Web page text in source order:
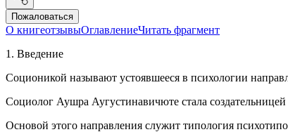
Пожаловаться
О книгеотзывыОглавлениеЧитать фрагмент
1. Введение
Соционикой называют устоявшееся в психологии
Социолог Аушра Аугустинавичюте стала создательницей
Основой этого направления служит типология